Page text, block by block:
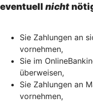
eventuell nicht
Sie Zahlungen an
vornehmen,
Sie im
überweisen,
Sie Zahlungen an
vornehmen,